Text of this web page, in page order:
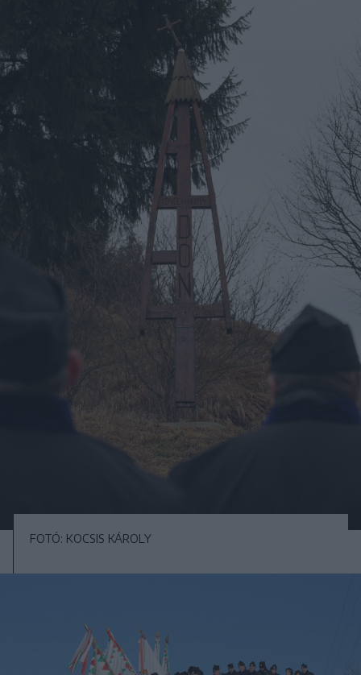
FOTÓ: KOCSIS KÁROLY